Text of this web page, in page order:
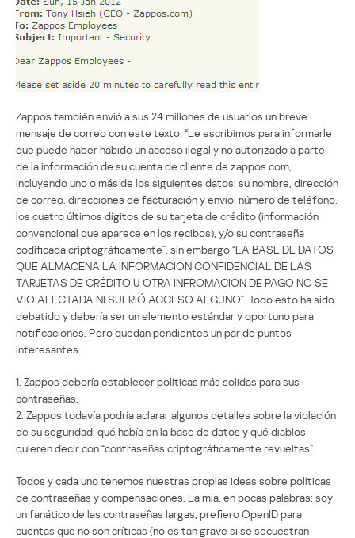
Zappos también envió a sus 24 millones de usuarios un breve
mensaje de correo con este texto: “Le escribimos para informarle
que puede haber habido un acceso ilegal y no autorizado a parte
de la información de su cuenta de cliente de zappos.com,
incluyendo uno o más de los siguientes datos: su nombre, dirección
de correo, direcciones de facturación y envío, número de teléfono,
los cuatro últimos dígitos de su tarjeta de crédito (información
convencional que aparece en los recibos), y/o su contraseña
codificada criptográficamente”, sin embargo “LA BASE DE DATOS
QUE ALMACENA LA INFORMACIÓN CONFIDENCIAL DE LAS
TARJETAS DE CRÉDITO U OTRA INFROMACIÓN DE PAGO NO SE
VIO AFECTADA NI SUFRIÓ ACCESO ALGUNO”. Todo esto ha sido
debatido y debería ser un elemento estándar y oportuno para
notificaciones. Pero quedan pendientes un par de puntos
interesantes.
1. Zappos debería establecer políticas más solidas para sus
contraseñas.
2. Zappos todavía podría aclarar algunos detalles sobre la violación
de su seguridad: qué había en la base de datos y qué diablos
quieren decir con “contraseñas criptográficamente revueltas”.
Todos y cada uno tenemos nuestras propias ideas sobre políticas
de contraseñas y compensaciones. La mía, en pocas palabras: soy
un fanático de las contraseñas largas; prefiero OpenID para
cuentas que no son críticas (no es tan grave si se secuestran